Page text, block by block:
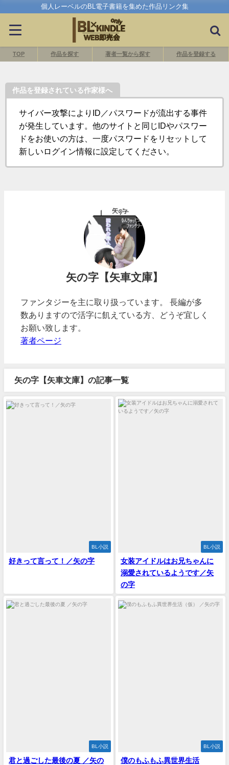
個人レーベルのBL電子書籍を集めた作品リンク集
TOP 作品を探す 著者一覧から探す 作品を登録する
作品を登録されている作家様へ
サイバー攻撃によりID／パスワードが流出する事件
が発生しています。他のサイトと同じIDやパスワー
ドをお使いの方は、一度パスワードをリセットして
新しいログイン情報に設定してください。
矢の字【矢車文庫】
ファンタジーを主に取り扱っています。 長編が多
数ありますので活字に飢えている方、どうぞ宜しく
お願い致します。
著者ページ
矢の字【矢車文庫】の記事一覧
BL小説
好きって言って！／矢の字
BL小説
女装アイドルはお兄ちゃんに
溺愛されているようです／矢
の字
BL小説
君と過ごした最後の夏 ／矢の
BL小説
僕のもふもふ異世界生活